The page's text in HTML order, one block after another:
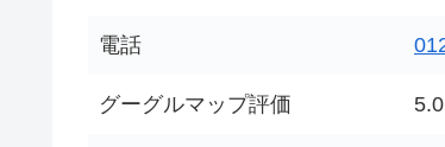
電話
グーグルマップ評価 5.0